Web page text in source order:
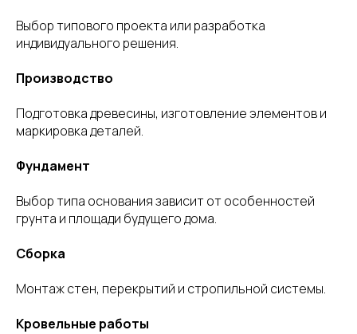
Выбор типового проекта или разработка
индивидуального решения.
Производство
Подготовка древесины, изготовление элементов и
маркировка деталей.
Фундамент
Выбор типа основания зависит от особенностей
грунта и площади будущего дома.
Сборка
Монтаж стен, перекрытий и стропильной системы.
Кровельные работы